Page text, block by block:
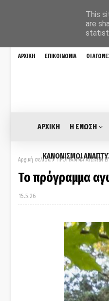
ΑΡΧΙΚΗ ΕΠΙΚΟΙΝΩΝΙΑ ΟΙ
ΑΡΧΙΚΗ Η ΕΝΩΣΗ
ΚΑΝΟΝΙΣΜΟΙ
Αρχική σελίδα ΠΡΟΓΡΑΜΜΑ ΑΓΩΝΩΝ
Το πρόγραμμα
15.5.26
This
are